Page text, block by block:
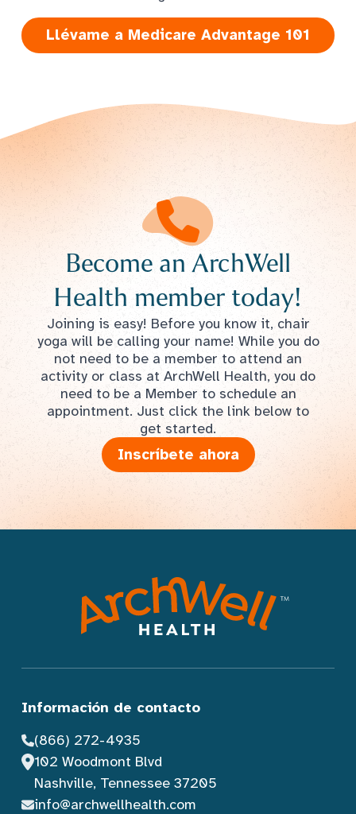
Llévame a Medicare Advantage 101
Become an ArchWell
Health member today!
Joining is easy! Before you know it, chair
yoga will be calling your name! While you do
not need to be a member to attend an
activity or class at ArchWell Health, you do
need to be a Member to schedule an
appointment. Just click the link below to
get started.
Inscríbete ahora
Información de contacto
(866) 272-4935
102 Woodmont Blvd
Nashville, Tennessee 37205
info@archwellhealth.com